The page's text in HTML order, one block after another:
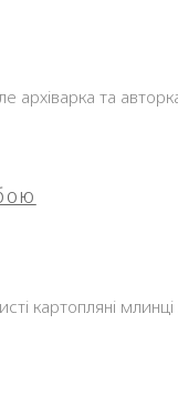
архіварка та
картопляні